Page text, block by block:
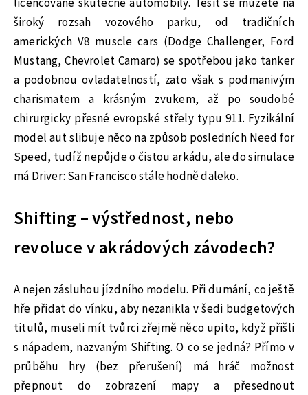
licencované skutečné automobily. Těšit se můžete na
široký rozsah vozového parku, od tradičních
amerických V8 muscle cars (Dodge Challenger, Ford
Mustang, Chevrolet Camaro) se spotřebou jako tanker
a podobnou ovladatelností, zato však s podmanivým
charismatem a krásným zvukem, až po soudobé
chirurgicky přesné evropské střely typu 911. Fyzikální
model aut slibuje něco na způsob posledních Need for
Speed, tudíž nepůjde o čistou arkádu, ale do simulace
má Driver: San Francisco stále hodně daleko.
Shifting – výstřednost, nebo
revoluce v akrádových závodech?
A nejen zásluhou jízdního modelu. Při dumání, co ještě
hře přidat do vínku, aby nezanikla v šedi budgetových
titulů, museli mít tvůrci zřejmě něco upito, když přišli
s nápadem, nazvaným Shifting. O co se jedná? Přímo v
průběhu hry (bez přerušení) má hráč možnost
přepnout do zobrazení mapy a přesednout